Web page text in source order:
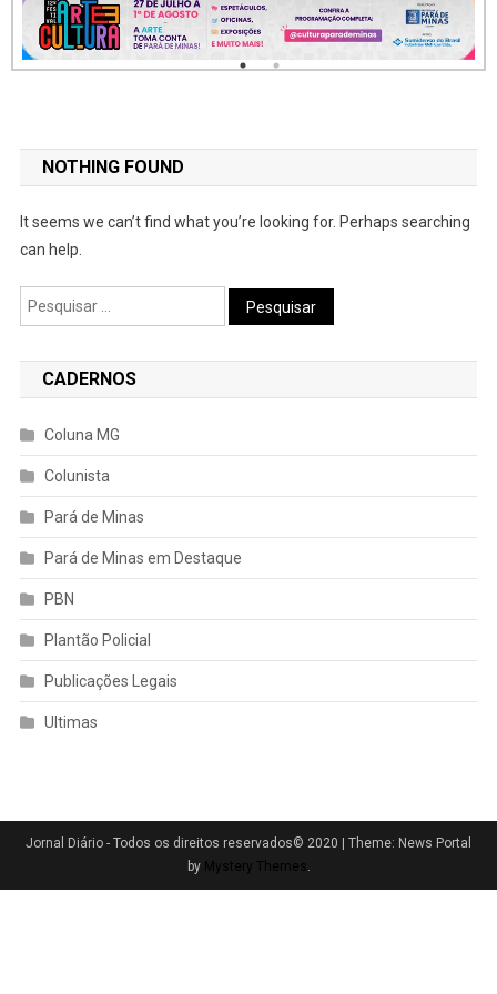
NOTHING FOUND
It seems we can’t find what you’re looking for. Perhaps searching
can help.
Pesquisar
por:
CADERNOS
Coluna MG
Colunista
Pará de Minas
Pará de Minas em Destaque
PBN
Plantão Policial
Publicações Legais
Ultimas
Jornal Diário - Todos os direitos reservados© 2020
Theme: News Portal
by Mystery Themes .